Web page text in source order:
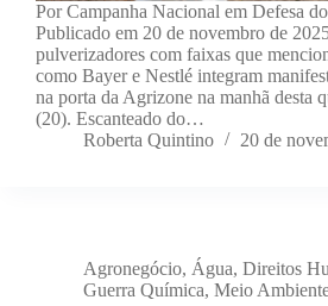
Por Campanha Nacional em Defesa
Publicado em 20 de novembro de
pulverizadores com faixas que
como Bayer e Nestlé integram
na porta da Agrizone na manhã desta
(20). Escanteado do…
Roberta Quintino
20 de
Agronegócio, Água, Direitos
Guerra Química, Meio